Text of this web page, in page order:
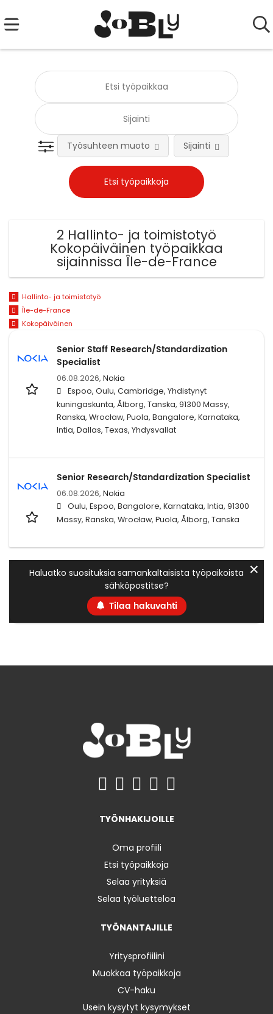
Työsuhteen muoto Sijainti
2 Hallinto- ja toimistotyö
Kokopäiväinen työpaikkaa
sijainnissa Île-de-France
Hallinto- ja toimistotyö
Île-de-France
Kokopäiväinen
Senior Staff Research/Standardization
Specialist
06.08.2026, Nokia
Espoo, Oulu, Cambridge, Yhdistynyt
kuningaskunta, Ålborg, Tanska, 91300 Massy,
Ranska, Wrocław, Puola, Bangalore, Karnataka,
Intia, Dallas, Texas, Yhdysvallat
Senior Research/Standardization Specialist
06.08.2026, Nokia
Oulu, Espoo, Bangalore, Karnataka, Intia, 91300
Massy, Ranska, Wrocław, Puola, Ålborg, Tanska
Haluatko suosituksia samankaltaisista työpaikoista
sähköpostitse?
Tilaa hakuvahti
✕
TYÖNHAKIJOILLE
Oma profiili
Etsi työpaikkoja
Selaa yrityksiä
Selaa työluetteloa
TYÖNANTAJILLE
Yritysprofiilini
Muokkaa työpaikkoja
CV-haku
Usein kysytyt kysymykset